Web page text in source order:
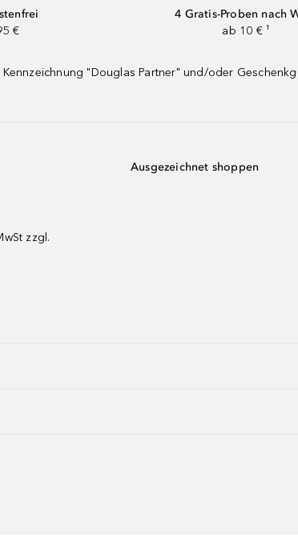
€
4 Gratis-Proben nach
ab 10 € ¹
"Douglas Partner" und/oder
zzgl.
Ausgezeichnet shoppen